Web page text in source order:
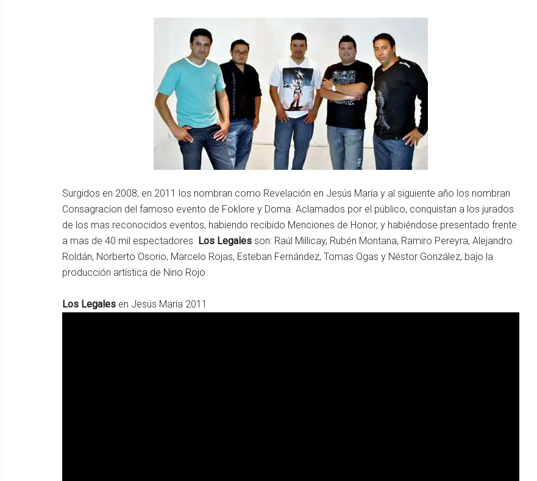
Surgidos en 2008, en 2011 los nombran como Revelación en Jesús María y al siguiente año los nombran
Consagracíon del famoso evento de Foklore y Doma. Aclamados por el público, conquistan a los jurados
de los mas reconocidos eventos, habiendo recibido Menciones de Honor, y habiéndose presentado frente
a mas de 40 mil espectadores. Los Legales son: Raúl Millicay, Rubén Montana, Ramiro Pereyra, Alejandro
Roldán, Norberto Osorio, Marcelo Rojas, Esteban Fernández, Tomas Ogas y Néstor González, bajo la
producción artística de Nino Rojo.
Los Legales en Jesús María 2011